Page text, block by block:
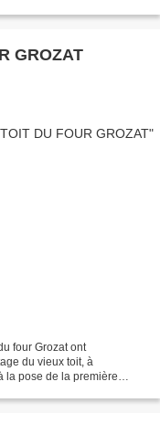
GROZAT
four Grozat ont
du vieux toit, à
la pose de la première